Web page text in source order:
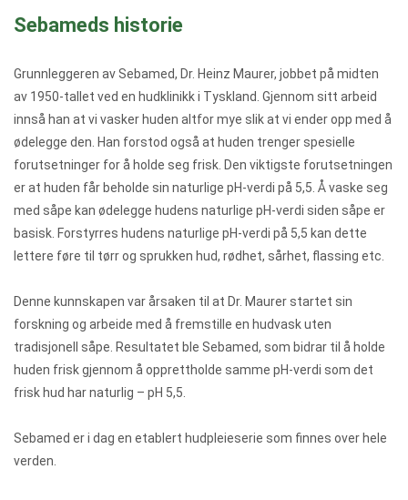
Sebameds historie
Grunnleggeren av Sebamed, Dr. Heinz Maurer, jobbet på midten
av 1950-tallet ved en hudklinikk i Tyskland. Gjennom sitt arbeid
innså han at vi vasker huden altfor mye slik at vi ender opp med å
ødelegge den. Han forstod også at huden trenger spesielle
forutsetninger for å holde seg frisk. Den viktigste forutsetningen
er at huden får beholde sin naturlige pH-verdi på 5,5. Å vaske seg
med såpe kan ødelegge hudens naturlige pH-verdi siden såpe er
basisk. Forstyrres hudens naturlige pH-verdi på 5,5 kan dette
lettere føre til tørr og sprukken hud, rødhet, sårhet, flassing etc.
Denne kunnskapen var årsaken til at Dr. Maurer startet sin
forskning og arbeide med å fremstille en hudvask uten
tradisjonell såpe. Resultatet ble Sebamed, som bidrar til å holde
huden frisk gjennom å opprettholde samme pH-verdi som det
frisk hud har naturlig – pH 5,5.
Sebamed er i dag en etablert hudpleieserie som finnes over hele
verden.